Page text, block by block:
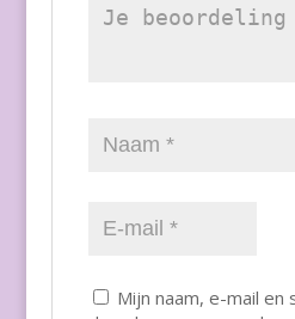
Mijn naam, e-mail en